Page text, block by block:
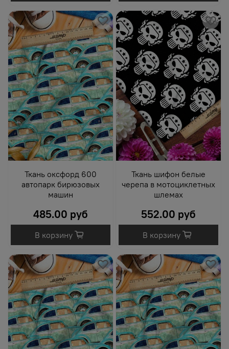
Ткань оксфорд 600
автопарк бирюзовых
машин
485.00 руб
В корзину
Ткань шифон белые
черепа в мотоциклетных
шлемах
552.00 руб
В корзину